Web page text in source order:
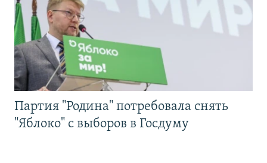
Партия "Родина" потребовала снять
"Яблоко" с выборов в Госдуму